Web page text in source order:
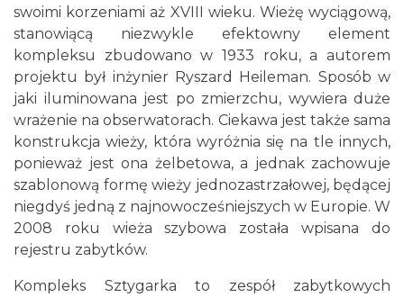
swoimi korzeniami aż XVIII wieku. Wieżę wyciągową,
stanowiącą niezwykle efektowny element
kompleksu zbudowano w 1933 roku, a autorem
projektu był inżynier Ryszard Heileman. Sposób w
jaki iluminowana jest po zmierzchu, wywiera duże
wrażenie na obserwatorach. Ciekawa jest także sama
konstrukcja wieży, która wyróżnia się na tle innych,
ponieważ jest ona żelbetowa, a jednak zachowuje
szablonową formę wieży jednozastrzałowej, będącej
niegdyś jedną z najnowocześniejszych w Europie. W
2008 roku wieża szybowa została wpisana do
rejestru zabytków.
Kompleks Sztygarka to zespół zabytkowych